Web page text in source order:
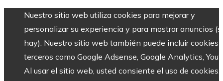
Nuestro sitio web utiliza cookies para mejorar y
personalizar su experiencia y para mostrar anuncios
hay). Nuestro sitio web también puede incluir cookies
terceros como Google Adsense, Google Analytics,
Al usar el sitio web, usted consiente el uso de cookies.